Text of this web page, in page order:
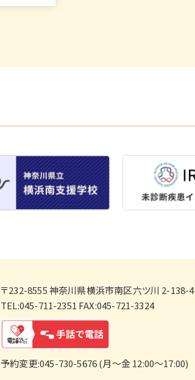
〒232-8555神奈川県横浜市南区六ツ川 2-138-4
TEL:045-711-2351 FAX:045-721-3324
予約変更:045-730-5676 (月～金 12:00～17:00)